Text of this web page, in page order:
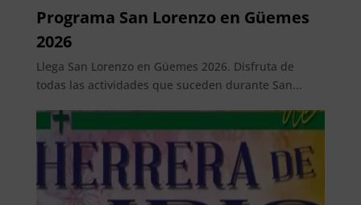
Programa San Lorenzo en Güemes
2026
Llega San Lorenzo en Güemes 2026. Disfruta de
todas las actividades que suceden durante San...